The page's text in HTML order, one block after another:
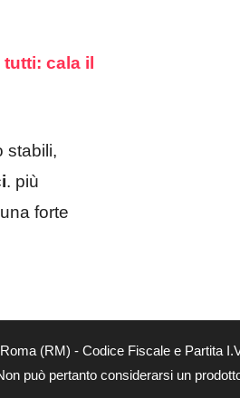
cala il
stabili,
. più
forte
(RM) - Codice Fiscale e Partita
può pertanto considerarsi un